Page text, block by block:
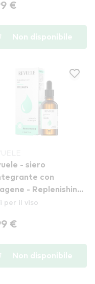
€
Non disponibile
- siero
con
- Replenishing
With Collagen
per il viso
€
Non disponibile